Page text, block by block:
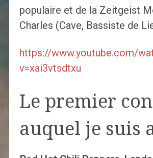
populaire et de la Zeitgeist
Charles (Cave, Bassiste de
https://www.youtube.com/
v=xai3vtsdtxu
Le premier
auquel je suis